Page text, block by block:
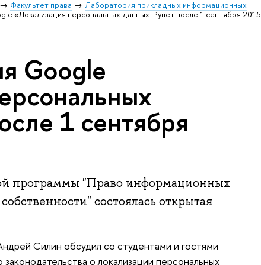
Факультет права
Лаборатория прикладных информационных
«Локализация персональных данных: Рунет после 1 сентября 2015
Google
1 сентября
программы "Право информационных
состоялась открытая
Силин обсудил со студентами и гостями
о локализации персональных